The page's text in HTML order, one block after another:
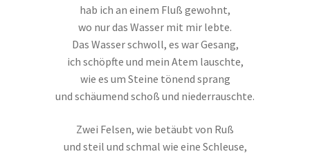
hab ich an einem Fluß gewohnt,
wo nur das Wasser mit mir lebte.
Das Wasser schwoll, es war Gesang,
ich schöpfte und mein Atem lauschte,
wie es um Steine tönend sprang
und schäumend schoß und niederrauschte.
Zwei Felsen, wie betäubt von Ruß
und steil und schmal wie eine Schleuse,